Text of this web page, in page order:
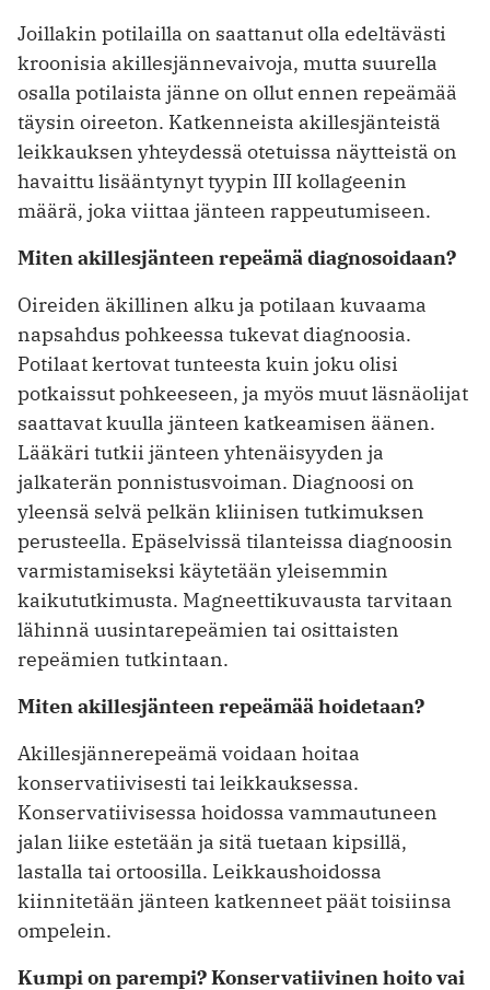
Joillakin potilailla on saattanut olla edeltävästi
kroonisia akillesjännevaivoja, mutta suurella
osalla potilaista jänne on ollut ennen repeämää
täysin oireeton. Katkenneista akillesjänteistä
leikkauksen yhteydessä otetuissa näytteistä on
havaittu lisääntynyt tyypin III kollageenin
määrä, joka viittaa jänteen rappeutumiseen.
Miten akillesjänteen repeämä diagnosoidaan?
Oireiden äkillinen alku ja potilaan kuvaama
napsahdus pohkeessa tukevat diagnoosia.
Potilaat kertovat tunteesta kuin joku olisi
potkaissut pohkeeseen, ja myös muut läsnäolijat
saattavat kuulla jänteen katkeamisen äänen.
Lääkäri tutkii jänteen yhtenäisyyden ja
jalkaterän ponnistusvoiman. Diagnoosi on
yleensä selvä pelkän kliinisen tutkimuksen
perusteella. Epäselvissä tilanteissa diagnoosin
varmistamiseksi käytetään yleisemmin
kaikututkimusta. Magneettikuvausta tarvitaan
lähinnä uusintarepeämien tai osittaisten
repeämien tutkintaan.
Miten akillesjänteen repeämää hoidetaan?
Akillesjännerepeämä voidaan hoitaa
konservatiivisesti tai leikkauksessa.
Konservatiivisessa hoidossa vammautuneen
jalan liike estetään ja sitä tuetaan kipsillä,
lastalla tai ortoosilla. Leikkaushoidossa
kiinnitetään jänteen katkenneet päät toisiinsa
ompelein.
Kumpi on parempi? Konservatiivinen hoito vai